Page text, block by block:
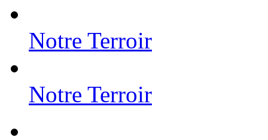
Notre Terroir
Notre Terroir